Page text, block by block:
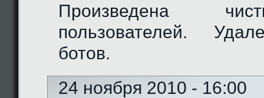
Произведена
пользователей.
ботов.
24 ноября 2010 - 16:00